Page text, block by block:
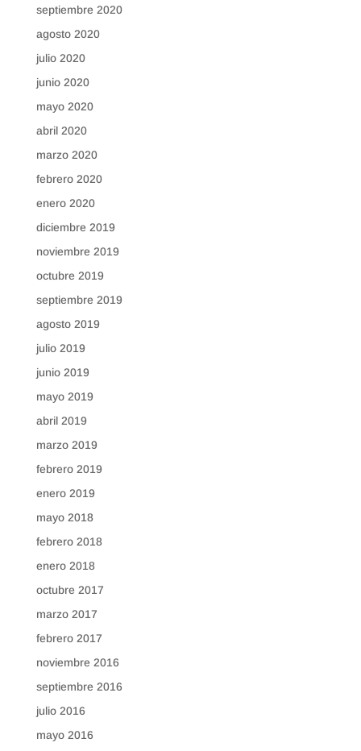
septiembre 2020
agosto 2020
julio 2020
junio 2020
mayo 2020
abril 2020
marzo 2020
febrero 2020
enero 2020
diciembre 2019
noviembre 2019
octubre 2019
septiembre 2019
agosto 2019
julio 2019
junio 2019
mayo 2019
abril 2019
marzo 2019
febrero 2019
enero 2019
mayo 2018
febrero 2018
enero 2018
octubre 2017
marzo 2017
febrero 2017
noviembre 2016
septiembre 2016
julio 2016
mayo 2016